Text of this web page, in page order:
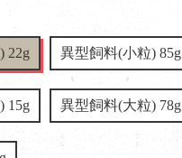
22g 異型飼料(小粒) 85g
15g 異型飼料(大粒) 78g